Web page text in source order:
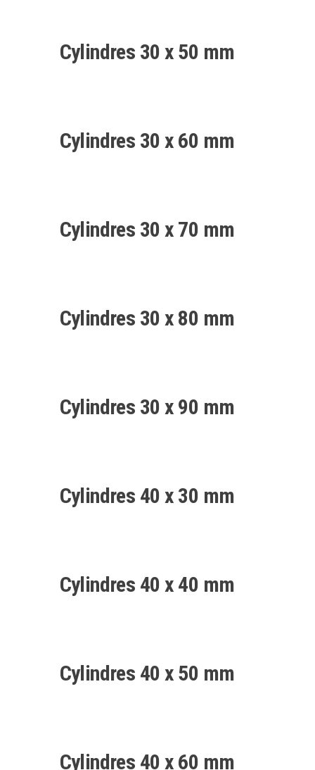
Cylindres 30 x 50 mm
Cylindres 30 x 60 mm
Cylindres 30 x 70 mm
Cylindres 30 x 80 mm
Cylindres 30 x 90 mm
Cylindres 40 x 30 mm
Cylindres 40 x 40 mm
Cylindres 40 x 50 mm
Cylindres 40 x 60 mm